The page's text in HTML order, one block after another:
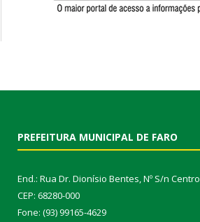
PREFEITURA MUNICIPAL DE FARO
End.: Rua Dr. Dionísio Bentes, Nº S/n Centro
CEP: 68280-000
Fone: (93) 99165-4629